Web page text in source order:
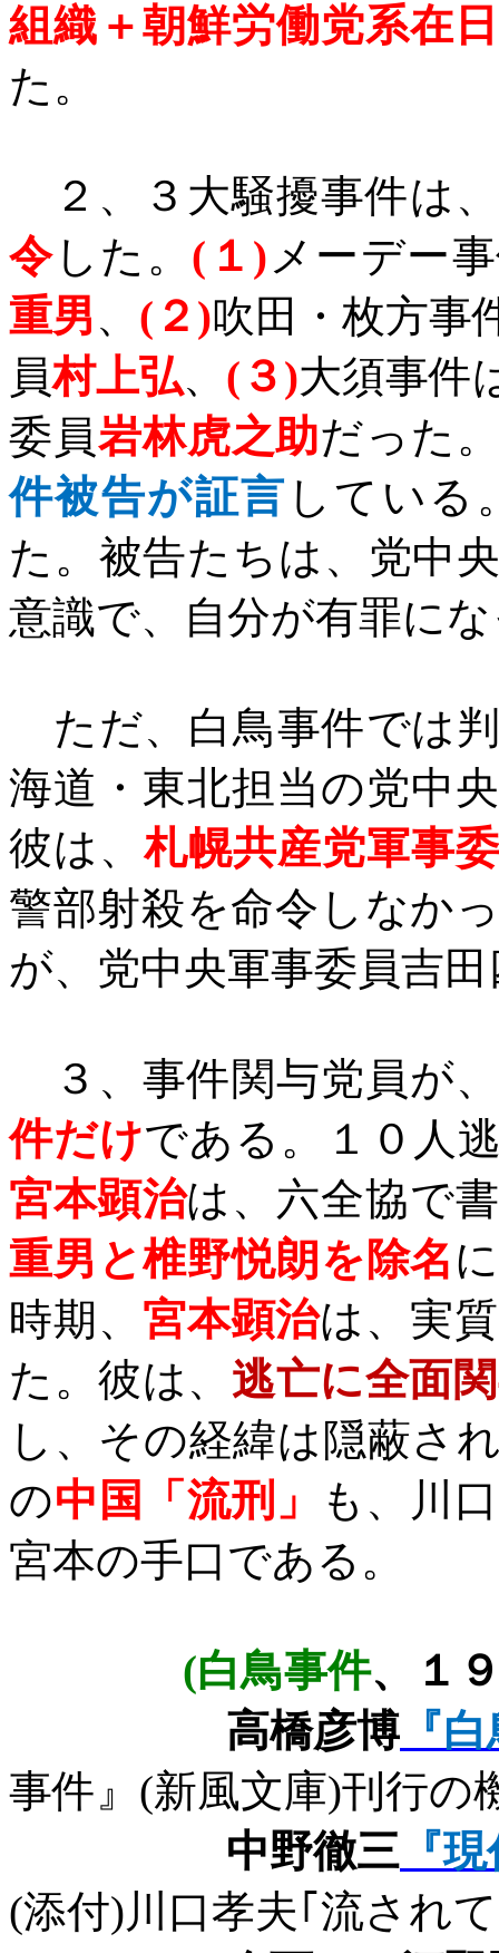
組織＋朝鮮労働党系在
た。
２、３大騒擾事件は
令 した。 ( １ ) メーデー
重男、 ( ２ )吹田・枚方事
員村上弘、 ( ３)大須事件
委員岩林虎之助だった
件被告が証言 している
た。被告たちは、党中
意識で、自分が有罪に
ただ、白鳥事件では
海道・東北担当の党中
彼は、 札幌共産党軍事
警部射殺を命令しなか
が、党中央軍事委員吉
３、事件関与党員が、
件だけである。１０人
宮本顕治は、六全協で
重男と椎野悦朗を除名
時期、 宮本顕治は、実
た。彼は、 逃亡に全面
し、その経緯は隠蔽さ
の中国「流刑」
も、川
宮本の手口である。
(白鳥事件、１
高橋彦博 『
事件』 (新風文庫)刊行の
中野徹三 『
(添付)川口孝夫｢流され